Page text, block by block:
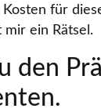
für
mir ein Rätsel.
den